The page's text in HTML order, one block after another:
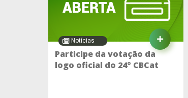
Notícias
Participe da votação da
logo oficial do 24º CBCat